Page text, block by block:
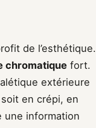
de l’esthétique.
chromatique fort.
extérieure
soit en crépi, en
une information